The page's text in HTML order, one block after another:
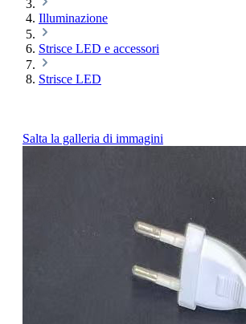
Illuminazione
Strisce LED e accessori
Strisce LED
Salta la galleria di immagini